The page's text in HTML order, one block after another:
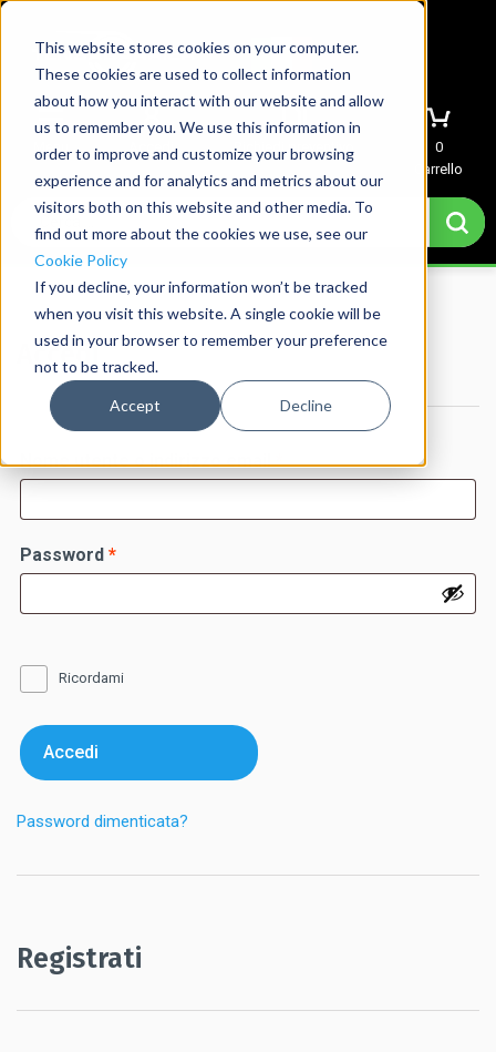
This website stores cookies on your computer.
These cookies are used to collect information
about how you interact with our website and allow
us to remember you. We use this information in
order to improve and customize your browsing
experience and for analytics and metrics about our
visitors both on this website and other media. To
find out more about the cookies we use, see our
Cookie Policy
If you decline, your information won’t be tracked
when you visit this website. A single cookie will be
used in your browser to remember your preference
not to be tracked.
Accept Decline
Menu Richiedi preventivo
0
Carrello
Accedi
Nome utente o indirizzo email*Richiesto
Password *Richiesto
Ricordami
Accedi
Password dimenticata?
Registrati